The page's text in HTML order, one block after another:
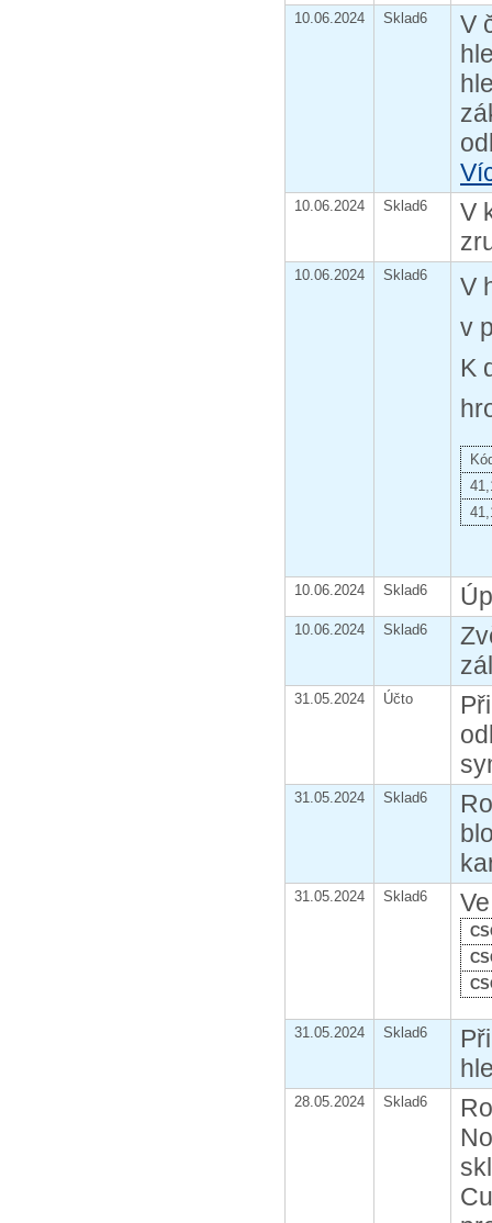
10.06.2024 Sklad6
V
10.06.2024 Sklad6
V
10.06.2024 Sklad6
V
v
K
10.06.2024 Sklad6
10.06.2024 Sklad6
31.05.2024 Účto
31.05.2024 Sklad6
31.05.2024 Sklad6
31.05.2024 Sklad6
28.05.2024 Sklad6